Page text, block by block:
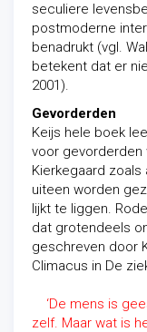
seculiere
postmoderne
benadrukt (vgl.
betekent dat er
2001).
Gevorderden
Keijs hele boek
voor gevorderden
Kierkegaard
uiteen worden
lijkt te liggen.
dat grotendeels
geschreven door
Climacus in De
‘De mens is
zelf. Maar wat is